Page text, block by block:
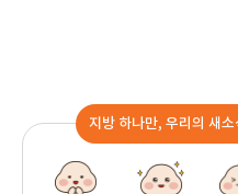
지방 하나만, 우리의 새